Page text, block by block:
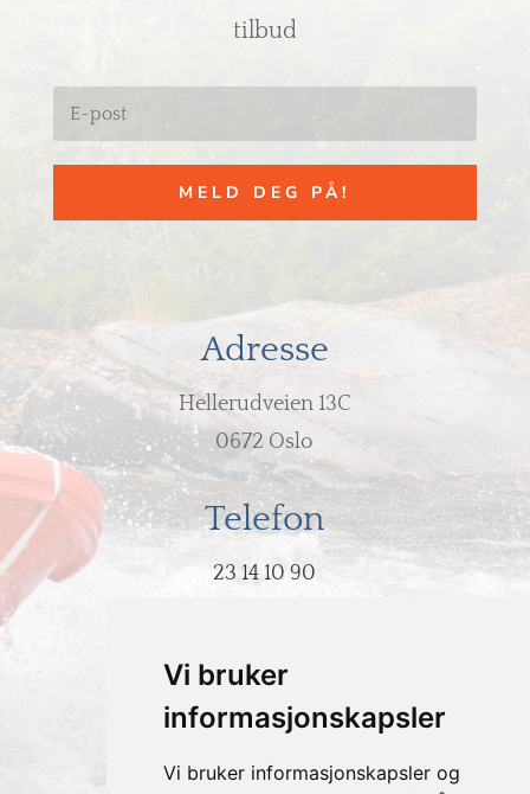
Vi bruker
informasjonskapsler
Vi bruker informasjonskapsler og
tilbud
MELD DEG PÅ!
Adresse
Hellerudveien 13C
0672 Oslo
Telefon
23 14 10 90
post@hodeovervann.no